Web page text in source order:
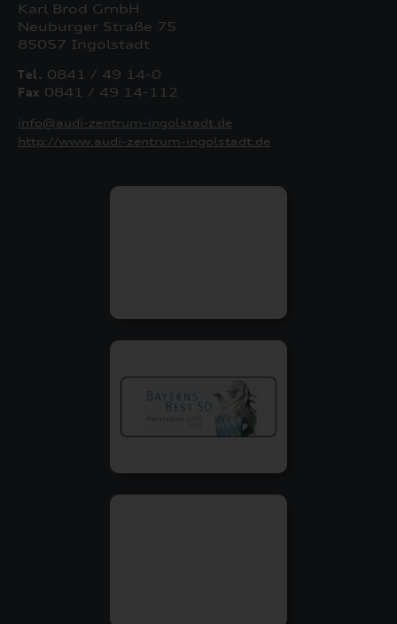
Karl Brod GmbH
Neuburger Straße 75
85057 Ingolstadt
Tel. 0841 / 49 14-0
Fax 0841 / 49 14-112
info@audi-zentrum-ingolstadt.de
http://www.audi-zentrum-ingolstadt.de